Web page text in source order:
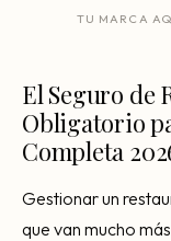
Consultoría
Por qué
Traspasar
TU MARCA
El Seguro de
Obligatorio
Completa
Gestionar un
que van mucho